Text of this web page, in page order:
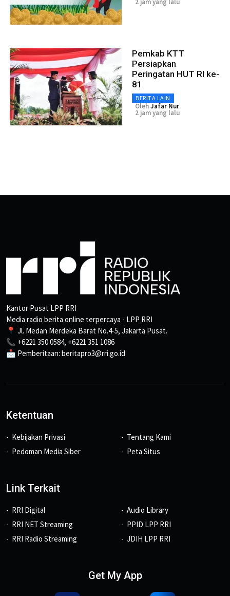
Pemkab KTT
Persiapkan
Peringatan HUT RI ke-
81
BERITA LAIN
OlehJafar Nur
2 jam yang lalu
Kantor Pusat LPP RRI
Media radio berita online terpercaya - LPP RRI
📍 Jl. Medan Merdeka Barat No.4-5, Jakarta Pusat.
📞 +6221 350 0584, +6221 351 1086
📩 Pemberitaan: beritapro3@rri.go.id
Ketentuan
Kebijakan Privasi
Pedoman Media Siber
Tentang Kami
Peta Situs
Link Terkait
RRI Digital
RRI NET Streaming
RRI Radio Streaming
Audio Library
PPID LPP RRI
JDIH LPP RRI
Get My App